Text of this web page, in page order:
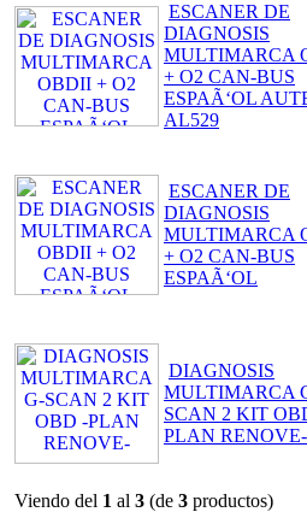
ESCANER DE
DIAGNOSIS
MULTIMARCA
+ O2 CAN-BUS
ESPAÃ‘OL
AL529
ESCANER DE
DIAGNOSIS
MULTIMARCA
+ O2 CAN-BUS
ESPAÃ‘OL
DIAGNOSIS
MULTIMARCA
SCAN 2 KIT
PLAN RENOVE-
Viendo del 1 al 3 (de 3 productos)